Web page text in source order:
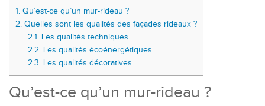
1. Qu’est-ce qu’un mur-rideau ?
2. Quelles sont les qualités des façades rideaux ?
2.1. Les qualités techniques
2.2. Les qualités écoénergétiques
2.3. Les qualités décoratives
Qu’est-ce qu’un mur-rideau ?